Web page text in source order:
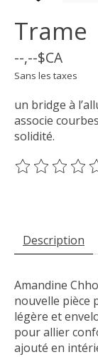
Trame
--,--$CA
Sans les taxes
un bridge à
associe
solidité.
Ce produit est
Description
Amandine
nouvelle pièce
légère et
pour allier
ajouté en